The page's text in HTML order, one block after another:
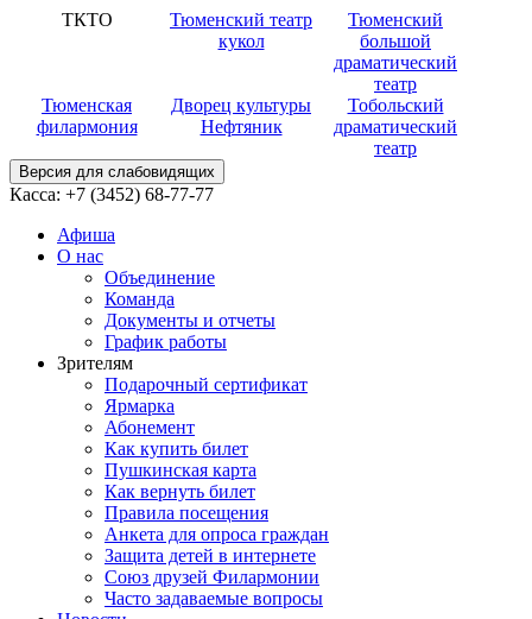
ТКТО
Тюменский театр
кукол
Тюменский
большой
драматический
театр
Тюменская
филармония
Дворец культуры
Нефтяник
Тобольский
драматический
театр
Версия для слабовидящих
Касса: +7 (3452) 68-77-77
Афиша
О нас
Объединение
Команда
Документы и отчеты
График работы
Зрителям
Подарочный сертификат
Ярмарка
Абонемент
Как купить билет
Пушкинская карта
Как вернуть билет
Правила посещения
Анкета для опроса граждан
Защита детей в интернете
Союз друзей Филармонии
Часто задаваемые вопросы